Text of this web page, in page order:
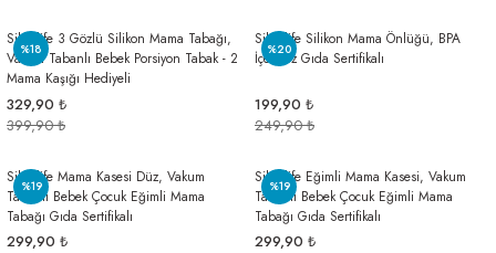
%18
Silicolife 3 Gözlü Silikon Mama Tabağı,
Vakum Tabanlı Bebek Porsiyon Tabak - 2
Mama Kaşığı Hediyeli
329,90 ₺
399,90 ₺
%20
Silicolife Silikon Mama Önlüğü, BPA
İçermez Gıda Sertifikalı
199,90 ₺
249,90 ₺
%19
Silicolife Mama Kasesi Düz, Vakum
Tabanlı Bebek Çocuk Eğimli Mama
Tabağı Gıda Sertifikalı
299,90 ₺
%19
Silicolife Eğimli Mama Kasesi, Vakum
Tabanlı Bebek Çocuk Eğimli Mama
Tabağı Gıda Sertifikalı
299,90 ₺